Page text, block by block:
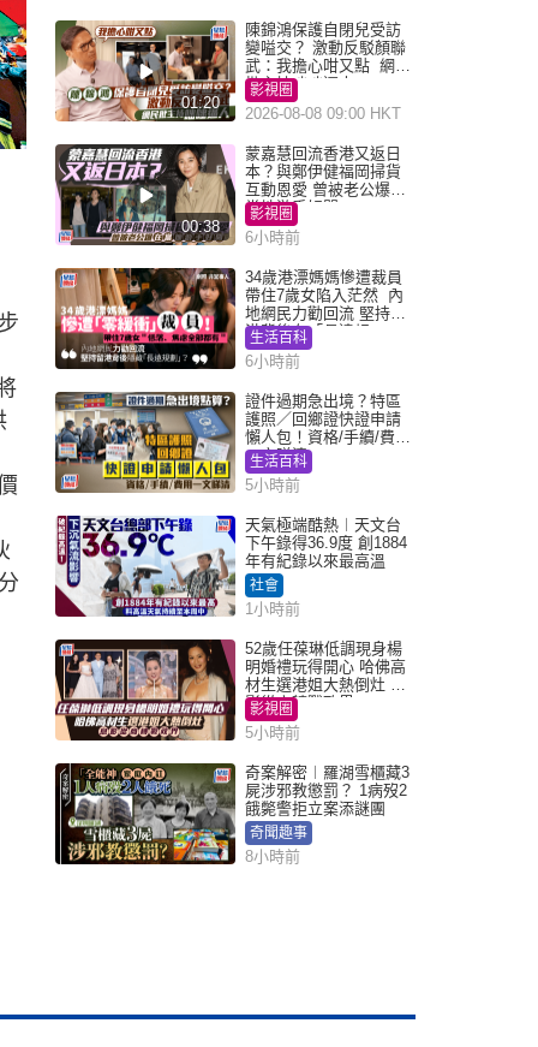
01:20
陳錦鴻保護自閉兒受訪
變嗌交？ 激動反駁顏聯
武：我擔心咁又點 網民
批主持咄咄逼人
影視圈
2026-08-08 09:00 HKT
00:38
蒙嘉慧回流香港又返日
本？與鄭伊健福岡掃貨
互動恩愛 曾被老公爆在
當地游手好閒
影視圈
6小時前
34歲港漂媽媽慘遭裁員
帶住7歲女陷入茫然 內
地網民力勸回流 堅持留
港背後有「長遠規
劃」？
生活百科
6小時前
證件過期急出境？特區
護照／回鄉證快證申請
懶人包！資格/手續/費用
一文睇清
生活百科
5小時前
天氣極端酷熱︱天文台
下午錄得36.9度 創1884
年有紀錄以來最高溫
社會
1小時前
52歲任葆琳低調現身楊
明婚禮玩得開心 哈佛高
材生選港姐大熱倒灶 息
影從商轉戰政界
影視圈
5小時前
奇案解密︱羅湖雪櫃藏3
屍涉邪教懲罰？ 1病歿2
餓斃警拒立案添謎團
奇聞趣事
8小時前